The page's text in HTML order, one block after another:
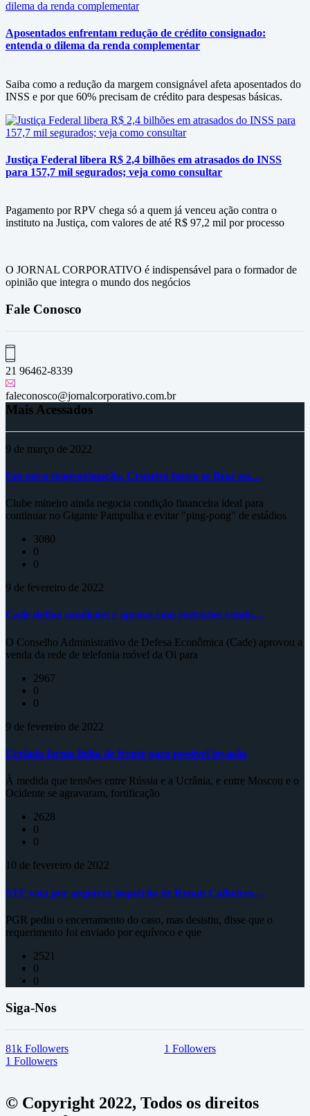
Aposentados enfrentam redução de crédito consignado:
entenda o dilema da renda complementar
Saiba como a redução da margem consignável afeta aposentados do
INSS e por que 60% precisam de crédito para despesas básicas.
Justiça Federal libera R$ 2,4 bilhões em atrasados do INSS
para 157,7 mil segurados; veja como consultar
Pagamento por RPV chega só a quem já venceu ação contra o
instituto na Justiça, com valores de até R$ 97,2 mil por processo
O JORNAL CORPORATIVO é indispensável para o formador de
opinião que integra o mundo dos negócios
Fale Conosco
21 96462-8339
faleconosco@jornalcorporativo.com.br
Mais Acessados
9 de março de 2022
Em nova reaproximação, Cruzeiro busca se fixar no…
Clube mineiro ainda negocia condição financeira ideal para
continuar no Gigante Pampulha e evitar "ping-pong" de estádios
3080
0
0
9 de fevereiro de 2022
Cade define condições e aprova com restrições venda…
O Conselho Administrativo de Defesa Econômica (Cade) aprovou a
venda da rede de telefonia móvel da Oi para
2967
0
0
9 de fevereiro de 2022
Ucrânia forma linha de frente para possível invasão
À medida que tensões entre Rússia e a Ucrânia, e entre Moscou e o
Ocidente se agravaram, fortificação
2628
0
0
10 de fevereiro de 2022
STF vota por arquivar inquérito de Renan Calheiros…
PGR pediu o encerramento do caso, mas desistiu, disse que o
requerimento foi enviado por equívoco e que
2521
0
0
Siga-Nos
81k Followers 1 Followers
1 Followers
© Copyright 2022, Todos os direitos